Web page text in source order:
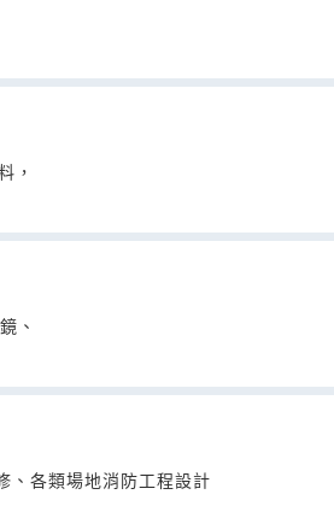
，
、
、各類場地消防工程設計